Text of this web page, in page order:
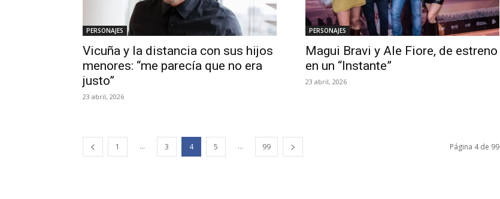
PERSONAJES
Vicuña y la distancia con sus hijos
menores: “me parecía que no era
justo”
23 abril, 2026
PERSONAJES
Magui Bravi y Ale Fiore, de estreno
en un “Instante”
23 abril, 2026
1 ... 3 4 5 ... 99 Página 4 de 99